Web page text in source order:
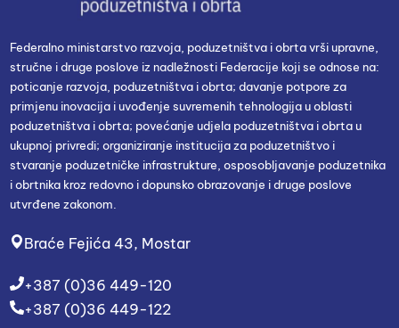
Federalno ministarstvo razvoja, poduzetništva i obrta vrši upravne,
stručne i druge poslove iz nadležnosti Federacije koji se odnose na:
poticanje razvoja, poduzetništva i obrta; davanje potpore za
primjenu inovacija i uvođenje suvremenih tehnologija u oblasti
poduzetništva i obrta; povećanje udjela poduzetništva i obrta u
ukupnoj privredi; organiziranje institucija za poduzetništvo i
stvaranje poduzetničke infrastrukture, osposobljavanje poduzetnika
i obrtnika kroz redovno i dopunsko obrazovanje i druge poslove
utvrđene zakonom.
Braće Fejića 43, Mostar
+387 (0)36 449-120
+387 (0)36 449-122